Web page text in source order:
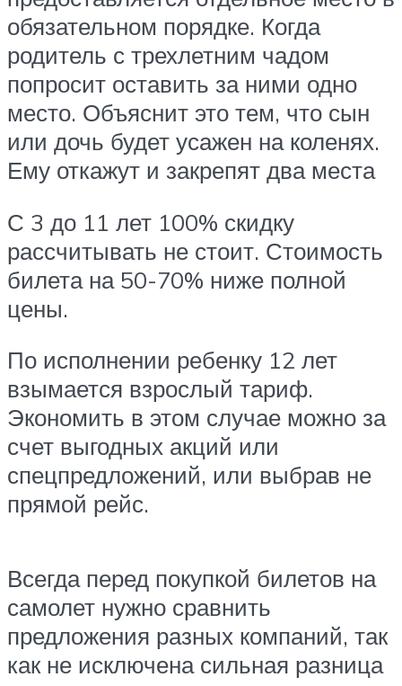
обязательном порядке. Когда
родитель с трехлетним чадом
попросит оставить за ними одно
место. Объяснит это тем, что сын
или дочь будет усажен на коленях.
Ему откажут и закрепят два места
С 3 до 11 лет 100% скидку
рассчитывать не стоит. Стоимость
билета на 50-70% ниже полной
цены.
По исполнении ребенку 12 лет
взымается взрослый тариф.
Экономить в этом случае можно за
счет выгодных акций или
спецпредложений, или выбрав не
прямой рейс.
Всегда перед покупкой билетов на
самолет нужно сравнить
предложения разных компаний, так
как не исключена сильная разница